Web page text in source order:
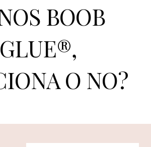
BOOB
GLUE®,
O NO?